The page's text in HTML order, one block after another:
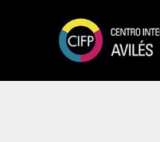
contenido